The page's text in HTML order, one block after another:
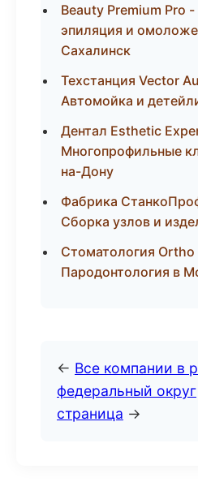
Beauty Premium Pro
эпиляция и
Сахалинск
Техстанция Vector
Автомойка и
Дентал Esthetic
Многопрофильные
на-Дону
Фабрика
Сборка узлов и
Стоматология
Пародонтология в
← Все компании в
федеральный округ
страница →